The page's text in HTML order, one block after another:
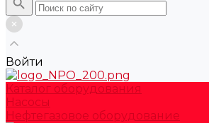
Войти
Каталог оборудования
Насосы
Нефтегазовое оборудование